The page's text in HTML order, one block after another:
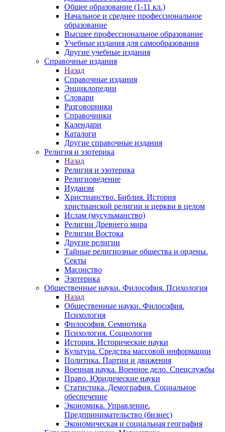
Общее образование (1-11 кл.)
Начальное и среднее профессиональное
образование
Высшее профессиональное образование
Учебные издания для самообразования
Другие учебные издания
Справочные издания
Назад
Справочные издания
Энциклопедии
Словари
Разговорники
Справочники
Календари
Каталоги
Другие справочные издания
Религия и эзотерика
Назад
Религия и эзотерика
Религиоведение
Иудаизм
Христианство. Библия. История
христианской религии и церкви в целом
Ислам (мусульманство)
Религии Древнего мира
Религии Востока
Другие религии
Тайные религиозные общества и ордены.
Секты
Масонство
Эзотерика
Общественные науки. Философия. Психология
Назад
Общественные науки. Философия.
Психология
Философия. Семиотика
Психология. Социология
История. Исторические науки
Культура. Средства массовой информации
Политика. Партии и движения
Военная наука. Военное дело. Спецслужбы
Право. Юридические науки
Статистика. Демография. Социальное
обеспечение
Экономика. Управление.
Предпринимательство (бизнес)
Экономическая и социальная география